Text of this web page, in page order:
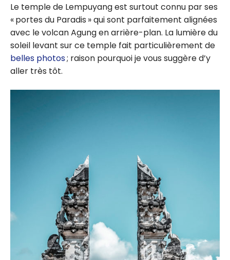
Le temple de Lempuyang est surtout connu par ses
« portes du Paradis » qui sont parfaitement alignées
avec le volcan Agung en arrière-plan. La lumière du
soleil levant sur ce temple fait particulièrement de
belles photos; raison pourquoi je vous suggère d’y
aller très tôt.